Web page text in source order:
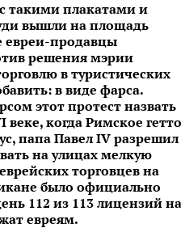
такими плакатами и
вышли на площадь
евреи-продавцы
решения мэрии
в туристических
в виде фарса.
этот протест назвать
веке, когда Римское гетто
папа Павел IV разрешил
на улицах мелкую
торговцев на
было официально
112 из 113 лицензий на
евреям.